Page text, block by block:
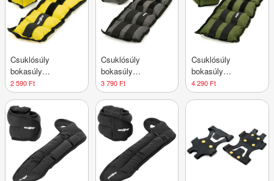
Csuklósúly
bokasúly
MAXXIVA® Sárga
2 x 0,5 kg
2 590 Ft
Csuklósúly
bokasúly
MAXXIVA® Szürke
2 x 1,5 kg
3 790 Ft
Csuklósúly
bokasúly
MAXXIVA® Zöld 2
x 2,5 kg
4 290 Ft